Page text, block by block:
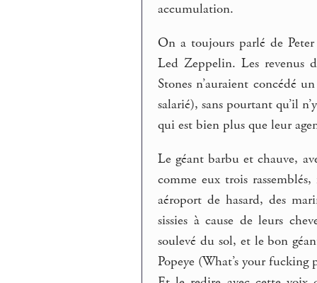
accumulation.
On a toujours parlé de
Led Zeppelin. Les revenus
Stones n’auraient concédé
salarié), sans pourtant qu’il
qui est bien plus que leur
Le géant barbu et chauve,
comme eux trois
aéroport de hasard, des
sissies à cause de leurs
soulevé du sol, et le bon
Popeye (What’s your fucking